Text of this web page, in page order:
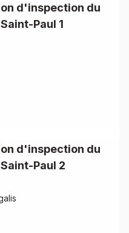
d'inspection du
Paul 1
d'inspection du
Paul 2